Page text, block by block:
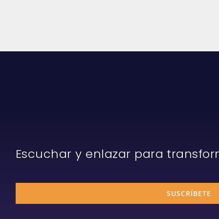
Escuchar y enlazar para
SUSCRÍBETE